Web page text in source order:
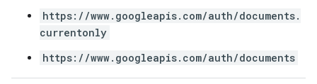
https://www.googleapis.com/auth/documents.
currentonly
https://www.googleapis.com/auth/documents